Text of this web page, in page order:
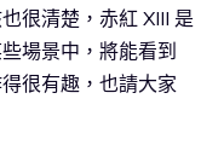
很清楚，赤紅 XIII 是
場景中，將能看到
很有趣，也請大家